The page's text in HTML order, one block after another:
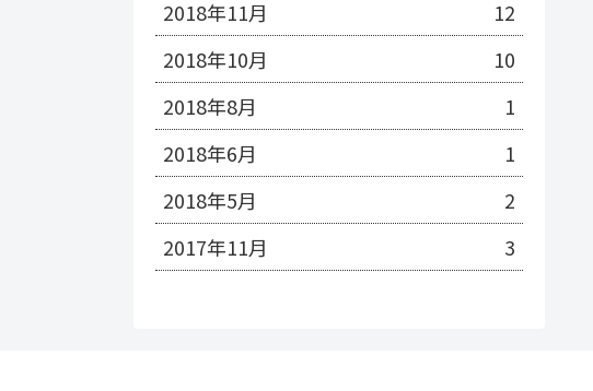
2018年11月
12
2018年10月
10
2018年8月
1
2018年6月
1
2018年5月
2
2017年11月
3